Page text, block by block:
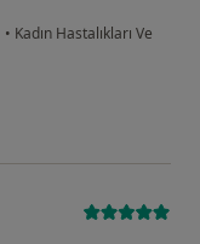
• Kadın Hastalıkları Ve